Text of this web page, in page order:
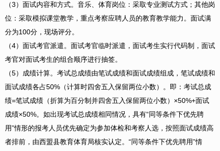
（3）面试内容和方式。音乐、体育岗位：采取专业测试方式；其他岗
位：采取模拟课堂教学，重点考察应聘人员的教育教学能力。面试满
分为100分，现场评分。
（4）面试考官派遣。面试考官临时派遣，面试考生实行代码制，面试
考官对面试考生的组合顺序进行抽签。
（5）成绩计算。考试总成绩由笔试成绩和面试成绩组成，笔试成绩和
面试成绩各占50%（计算时四舍五入保留两位小数）。即：考试总成
绩=笔试成绩（折算为百分制并四舍五入保留两位小数）×50%+面试
成绩×50%。如出现考试总成绩相同情况，具有“同等条件下优先聘
用”情形的报考人员优先确定为参加体检和考察人选，按照面试成绩高
者排前，由西盟县教育体育局核实认定。“同等条件下优先聘用”情